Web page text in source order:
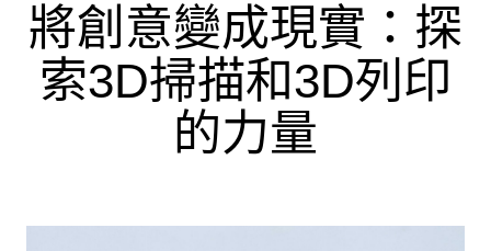
將創意變成現實：探
索3D掃描和3D列印
的力量